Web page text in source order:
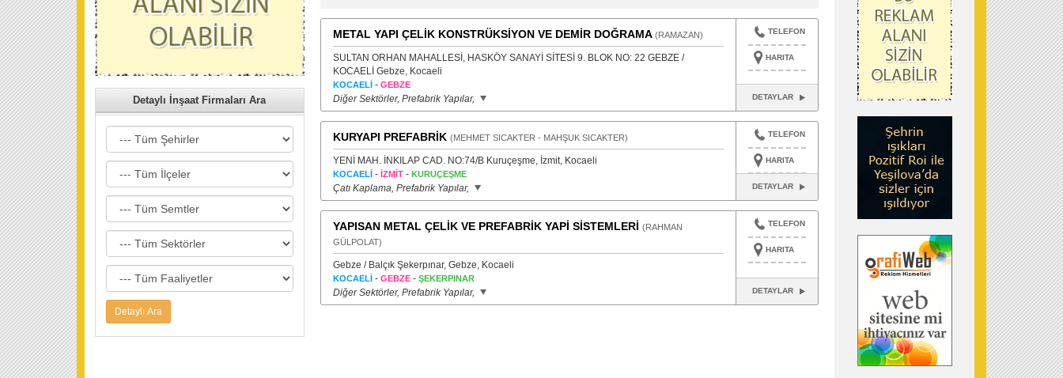
METAL YAPI ÇELİK KONSTRÜKSİYON VE DEMİR DOĞRAMA (RAMAZAN)
SULTAN ORHAN MAHALLESİ, HASKÖY SANAYİ SİTESİ 9. BLOK NO: 22 GEBZE /
KOCAELİ Gebze, Kocaeli
KOCAELİ- GEBZE
Diğer Sektörler, Prefabrik Yapılar,
TELEFON
HARITA
DETAYLAR
KURYAPI PREFABRİK (MEHMET SICAKTER - MAHŞUK SICAKTER)
YENİ MAH. İNKILAP CAD. NO:74/B Kuruçeşme, İzmit, Kocaeli
KOCAELİ- İZMİT- KURUÇEŞME
Çatı Kaplama, Prefabrik Yapılar,
TELEFON
HARITA
DETAYLAR
YAPISAN METAL ÇELİK VE PREFABRİK YAPİ SİSTEMLERİ (RAHMAN
GÜLPOLAT)
Gebze / Balçık Şekerpınar, Gebze, Kocaeli
KOCAELİ- GEBZE- ŞEKERPINAR
Diğer Sektörler, Prefabrik Yapılar,
TELEFON
HARITA
DETAYLAR
Detaylı İnşaat Firmaları Ara